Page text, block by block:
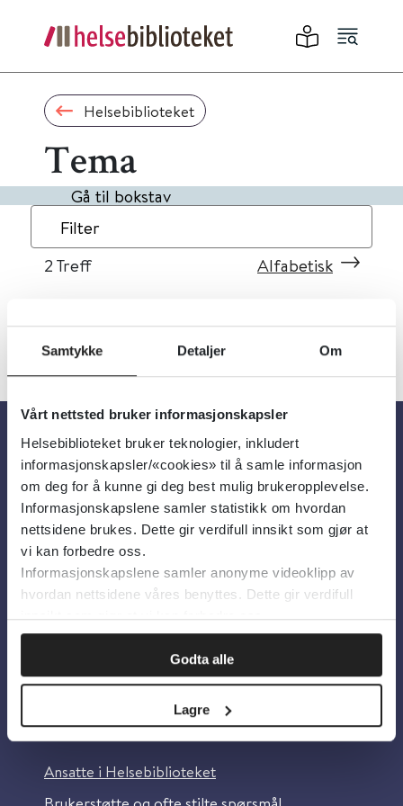
Samtykke Detaljer Om
Vårt nettsted bruker informasjonskapsler
Helsebiblioteket bruker teknologier, inkludert
informasjonskapsler/«cookies» til å samle informasjon
om deg for å kunne gi deg best mulig brukeropplevelse.
Informasjonskapslene samler statistikk om hvordan
nettsidene brukes. Dette gir verdifull innsikt som gjør at
vi kan forbedre oss.
Informasjonskapslene samler anonyme videoklipp av
hvordan nettsidene våres benyttes. Dette gir verdifull
innsikt som gjør at vi kan forbedre oss.
Godta alle
Lagre
Helsebiblioteket
Tema
Gå til bokstav
Filter
2 Treff Alfabetisk
Om oss
Om Helsebiblioteket
Personvern og informasjonskapsler
Tilgjengelighetserklæring
Information in English
Ansatte i Helsebiblioteket